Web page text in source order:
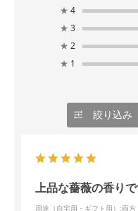
★ 4
★ 3
★ 2
★ 1
絞り込み
上品な薔薇の香り
用途（自宅用・ギフト用） :両方